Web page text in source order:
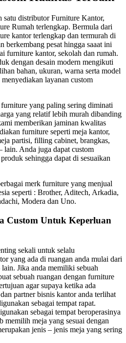
satu distributor Furniture Kantor,
Rumah terlengkap. Bermula dari
kantor terlengkap dan termurah di
berkembang pesat hingga saaat ini
furniture kantor, sekolah dan rumah.
dengan desain modern mengikuti
bahan, ukuran, warna serta model
layanan custom
yang paling sering diminati
yang relatif lebih murah dibanding
memberikan jaminan kwalitas
furniture seperti meja kantor,
partisi, filling cabinet, brangkas,
lain. Anda juga dapat custom
sehingga dapat di sesuaikan
merk furniture yang menjual
seperti : Brother, Aditech, Arkadia,
Modera dan Uno.
Custom Untuk Keperluan
sekali untuk selalu
yang ada di ruangan anda mulai dari
Jika anda memiliki sebuah
sebuah ruangan dengan furniture
agar supaya ketika ada
partner bisnis kantor anda terlihat
sebagai tempat rapat.
sebagai tempat beroperasinya
memilih meja yang sesuai dengan
jenis – jenis meja yang sering